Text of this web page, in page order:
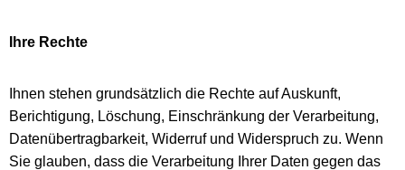
Ihre Rechte
Ihnen stehen grundsätzlich die Rechte auf Auskunft,
Berichtigung, Löschung, Einschränkung der Verarbeitung,
Datenübertragbarkeit, Widerruf und Widerspruch zu. Wenn
Sie glauben, dass die Verarbeitung Ihrer Daten gegen das